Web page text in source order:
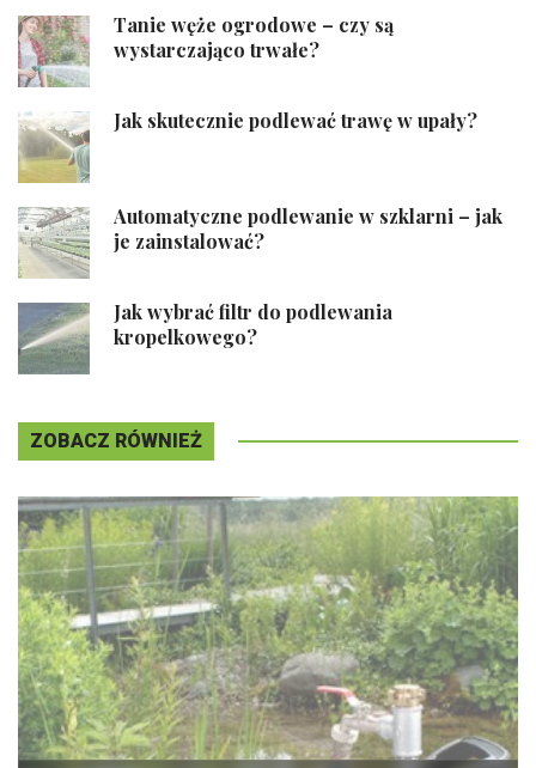
Tanie węże ogrodowe – czy są
wystarczająco trwałe?
Jak skutecznie podlewać trawę w upały?
Automatyczne podlewanie w szklarni – jak
je zainstalować?
Jak wybrać filtr do podlewania
kropelkowego?
ZOBACZ RÓWNIEŻ